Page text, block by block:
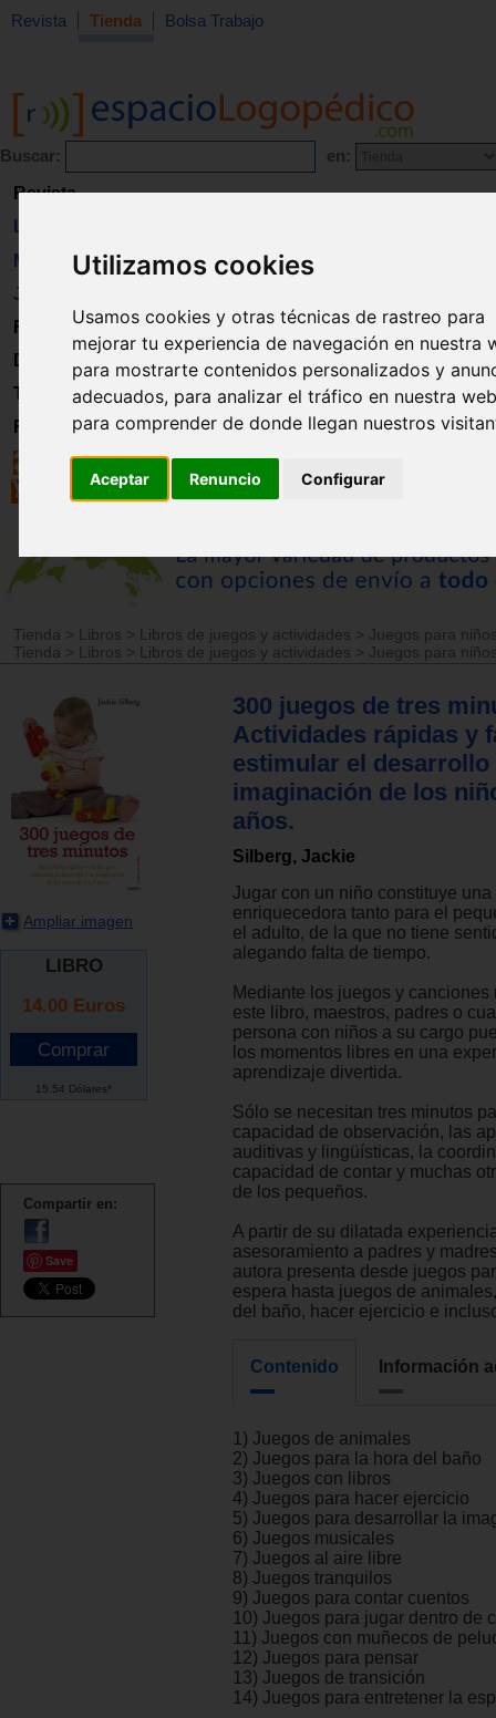
Utilizamos cookies
Usamos cookies y otras técnicas de rastreo para
mejorar tu experiencia de navegación en nuestra
para mostrarte contenidos personalizados y
adecuados, para analizar el tráfico en nuestra
para comprender de donde llegan nuestros
Aceptar Renuncio Configurar
Revista Tienda Bolsa Trabajo
Buscar: en:
Revista
Libros
Material
Juguetes
Formación
Directorio
Trabajo
Registro
Tienda > Libros > Libros de juegos y actividades > Juegos para
Tienda
> Libros > Libros de juegos y actividades > Juegos para
Ampliar imagen
LIBRO
14.00 Euros
15.54 Dólares*
Compartir en:
Save
300 juegos de tres
Actividades rápidas y
estimular el desarrollo
imaginación de los
años.
Silberg, Jackie
Jugar con un niño constituye
enriquecedora tanto para el
el adulto, de la que no tiene
alegando falta de tiempo.
Mediante los juegos y canciones
este libro, maestros, padres o
persona con niños a su cargo
los momentos libres en una
aprendizaje divertida.
Sólo se necesitan tres minutos
capacidad de observación, las
auditivas y lingüísticas, la
capacidad de contar y muchas
de los pequeños.
A partir de su dilatada
asesoramiento a padres y
autora presenta desde juegos
espera hasta juegos de
del baño, hacer ejercicio e
Contenido Información
1) Juegos de animales
2) Juegos para la hora del baño
3) Juegos con libros
4) Juegos para hacer ejercicio
5) Juegos para desarrollar la
6) Juegos musicales
7) Juegos al aire libre
8) Juegos tranquilos
9) Juegos para contar cuentos
10) Juegos para jugar dentro de
11) Juegos con muñecos de
12) Juegos para pensar
13) Juegos de transición
14) Juegos para entretener la